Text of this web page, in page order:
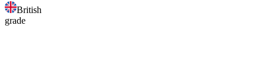
British
grade